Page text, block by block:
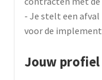
- Je stelt een
voor de
Jouw profiel